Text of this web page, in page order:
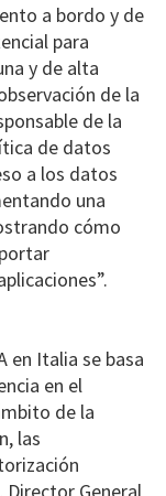
a bordo y de
para
y de alta
de la
de la
de datos
a los datos
una
cómo
en Italia se basa
en el
de la
las